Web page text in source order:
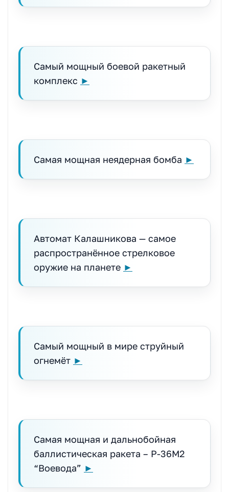
Самый мощный боевой ракетный
комплекс ►
Самая мощная неядерная бомба ►
Автомат Калашникова — самое
распространённое стрелковое
оружие на планете ►
Самый мощный в мире струйный
огнемёт ►
Самая мощная и дальнобойная
баллистическая ракета – Р-36М2
“Воевода” ►